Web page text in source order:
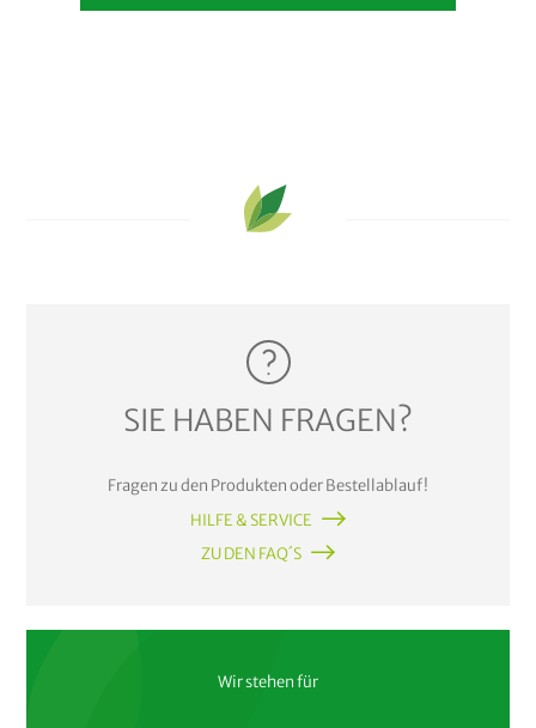
SIE HABEN FRAGEN?
Fragen zu den Produkten oder Bestellablauf!
HILFE & SERVICE
ZU DEN FAQ´S
Wir stehen für